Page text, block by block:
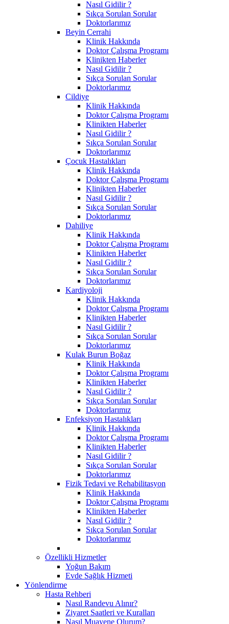
Nasıl Gidilir ?
Sıkça Sorulan Sorular
Doktorlarımız
Beyin Cerrahi
Klinik Hakkında
Doktor Çalışma Programı
Klinikten Haberler
Nasıl Gidilir ?
Sıkça Sorulan Sorular
Doktorlarımız
Cildiye
Klinik Hakkında
Doktor Çalışma Programı
Klinikten Haberler
Nasıl Gidilir ?
Sıkça Sorulan Sorular
Doktorlarımız
Çocuk Hastalıkları
Klinik Hakkında
Doktor Çalışma Programı
Klinikten Haberler
Nasıl Gidilir ?
Sıkça Sorulan Sorular
Doktorlarımız
Dahiliye
Klinik Hakkında
Doktor Çalışma Programı
Klinikten Haberler
Nasıl Gidilir ?
Sıkça Sorulan Sorular
Doktorlarımız
Kardiyoloji
Klinik Hakkında
Doktor Çalışma Programı
Klinikten Haberler
Nasıl Gidilir ?
Sıkça Sorulan Sorular
Doktorlarımız
Kulak Burun Boğaz
Klinik Hakkında
Doktor Çalışma Programı
Klinikten Haberler
Nasıl Gidilir ?
Sıkça Sorulan Sorular
Doktorlarımız
Enfeksiyon Hastalıkları
Klinik Hakkında
Doktor Çalışma Programı
Klinikten Haberler
Nasıl Gidilir ?
Sıkça Sorulan Sorular
Doktorlarımız
Fizik Tedavi ve Rehabilitasyon
Klinik Hakkında
Doktor Çalışma Programı
Klinikten Haberler
Nasıl Gidilir ?
Sıkça Sorulan Sorular
Doktorlarımız
Özellikli Hizmetler
Yoğun Bakım
Evde Sağlık Hizmeti
Yönlendirme
Hasta Rehberi
Nasıl Randevu Alınır?
Ziyaret Saatleri ve Kuralları
Nasıl Muayene Olurum?